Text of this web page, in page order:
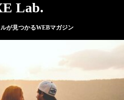
Lab.
が見つかるWEBマガジン